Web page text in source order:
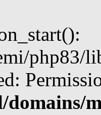
php83/
domains/